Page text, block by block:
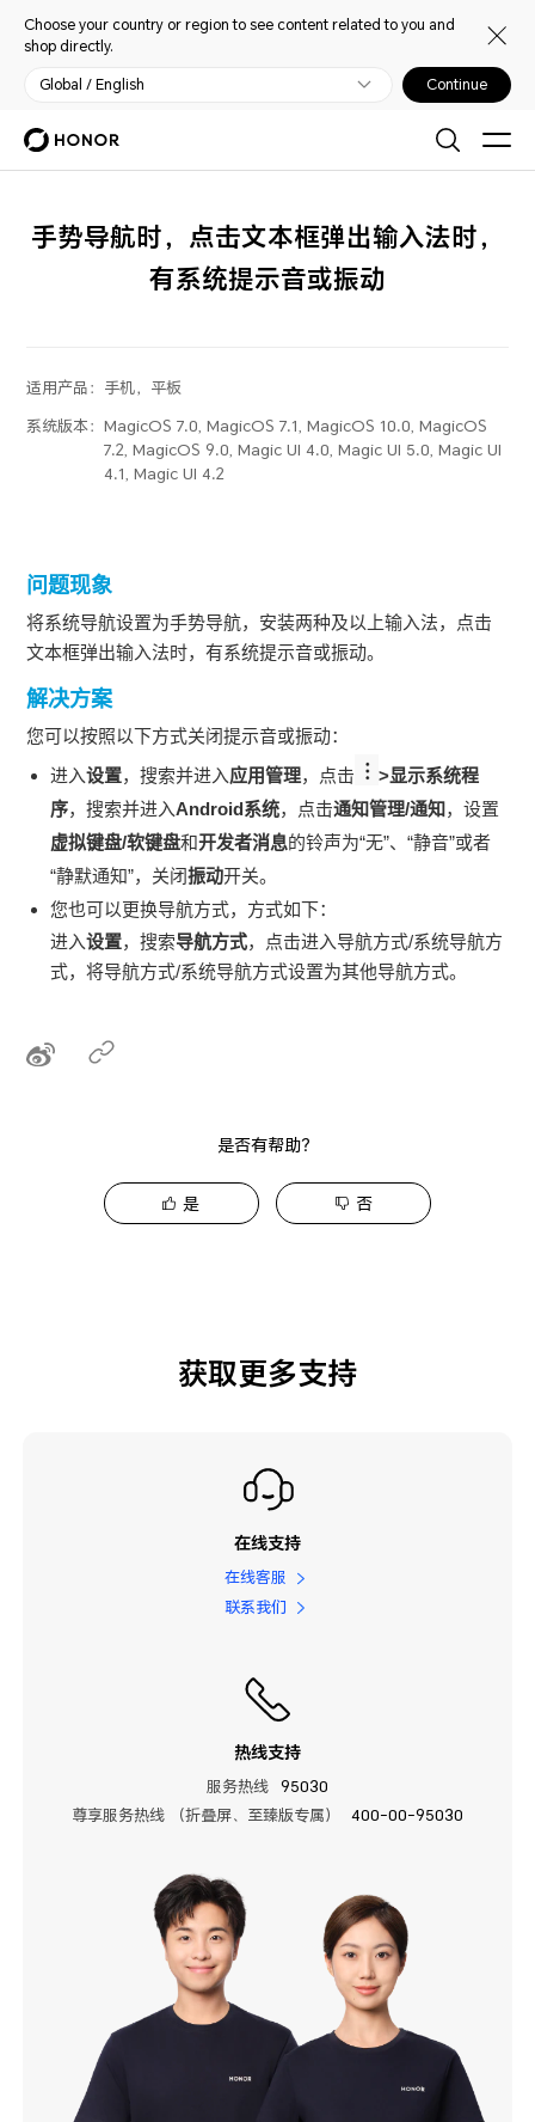
Choose your country or region to see content related to you and
shop directly.
Global / English Continue
手势导航时，点击文本框弹出输入法时，
有系统提示音或振动
适用产品： 手机，平板
系统版本：MagicOS 7.0, MagicOS 7.1, MagicOS 10.0, MagicOS
7.2, MagicOS 9.0, Magic UI 4.0, Magic UI 5.0, Magic UI
4.1, Magic UI 4.2
问题现象
将系统导航设置为手势导航，安装两种及以上输入法，点击
文本框弹出输入法时，有系统提示音或振动。
解决方案
您可以按照以下方式关闭提示音或振动：
进入设置，搜索并进入应用管理，点击
>显示系统程
序，搜索并进入Android系统，点击通知管理/通知，设置
虚拟键盘/软键盘和开发者消息的铃声为“无”、“静音”或者
“静默通知”，关闭振动开关。
您也可以更换导航方式，方式如下：
进入设置，搜索导航方式，点击进入导航方式/系统导航方
式，将导航方式/系统导航方式设置为其他导航方式。
是否有帮助？
是 否
获取更多支持
在线支持
在线客服
联系我们
热线支持
服务热线
95030
尊享服务热线 （折叠屏、至臻版专属）
400-00-95030